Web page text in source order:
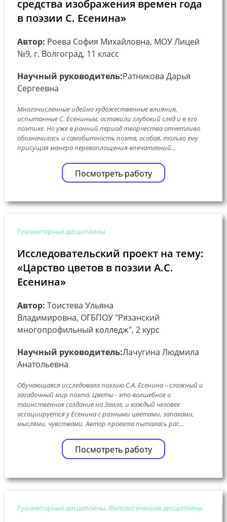
средства изображения времен года
в поэзии С. Есенина»
Автор: Роева София Михайловна, МОУ Лицей
№9, г. Волгоград, 11 класс
Научный руководитель:Ратникова Дарья
Сергеевна
Многочисленные идейно художественные влияния,
испытанные С. Есениным, оставили глубокий след и в его
поэтике. Но уже в ранний период творчества отчетливо
обозначилась и самобытность поэта, особая, только ему
присущая манера перевоплощения впечатлений...
Посмотреть работу
Гуманитарные дисциплины
Исследовательский проект на тему:
«Царство цветов в поэзии А.С.
Есенина»
Автор: Тоистева Ульяна
Владимировна, ОГБПОУ "Рязанский
многопрофильный колледж", 2 курс
Научный руководитель:Лачугина Людмила
Анатольевна
Обучающаяся исследовала поэзию С.А. Есенина – сложный и
загадочный мир поэта. Цветы - это волшебное и
таинственное создание на Земле, и каждый человек
ассоциируется у Есенина с разными цветами, запахами,
мыслями, чувствами. Автор проекта пыталась рас...
Посмотреть работу
Гуманитарные дисциплины, Филологические дисциплины